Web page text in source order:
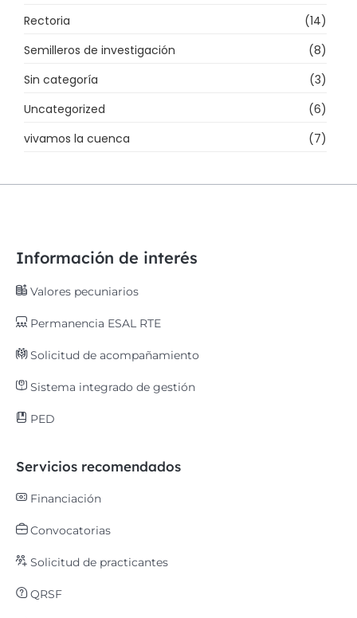
Rectoria
(14)
Semilleros de investigación
(8)
Sin categoría
(3)
Uncategorized
(6)
vivamos la cuenca
(7)
Información de interés
Valores pecuniarios
Permanencia ESAL RTE
Solicitud de acompañamiento
Sistema integrado de gestión
PED
Servicios recomendados
Financiación
Convocatorias
Solicitud de practicantes
QRSF